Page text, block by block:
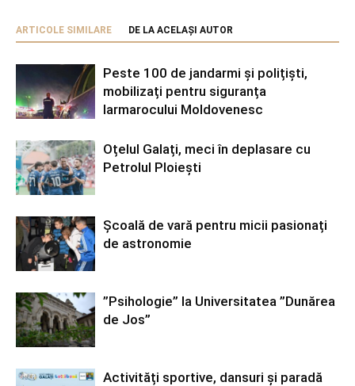
ARTICOLE SIMILARE DE LA ACELAȘI AUTOR
Peste 100 de jandarmi și polițiști,
mobilizați pentru siguranța
Iarmarocului Moldovenesc
Oțelul Galați, meci în deplasare cu
Petrolul Ploiești
Școală de vară pentru micii pasionați
de astronomie
”Psihologie” la Universitatea ”Dunărea
de Jos”
Activități sportive, dansuri și paradă